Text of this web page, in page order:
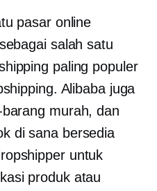
pasar online
salah satu
paling populer
Alibaba juga
murah, dan
di sana bersedia
untuk
produk atau